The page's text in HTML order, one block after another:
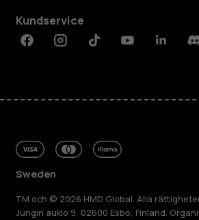
Kundservice
FacebookInstagramTiktokYoutubeLinkedin
Sweden
TM och © 2026 HMD Global. Alla
Jungin aukio 9, 02600 Esbo, Finland.